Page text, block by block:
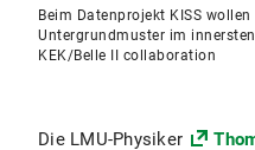
Beim Datenprojekt KISS
Untergrundmuster im
KEK/Belle II collaboration
Die LMU-Physiker